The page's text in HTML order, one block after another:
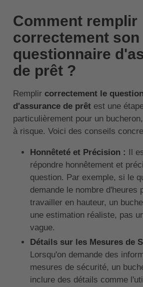
Comment remplir
correctement son
questionnaire
de prêt ?
Remplir correctement le
d'assurance de prêt est une
particulièrement pour un
à risque. Voici des conseils
Honnêteté et Précision : Il
répondre honnêtement et
question. Par exemple, si le
demande le nombre d'heures
travailler en hauteur, un
une estimation réaliste, pas
vague.
Détails sur les Mesures de
Lorsqu'on demande des
mesures de sécurité, un
inclure des détails comme